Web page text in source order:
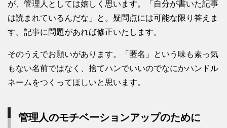
が、管理人としては嬉しく思います。「自分が書いた記事
は読まれているんだな」と。疑問点には可能な限り答えま
す。記事に問題があれば修正いたします。
そのうえでお願いがあります。「匿名」という味も素っ気
もない名前ではなく、捨てハンでいいのでなにかハンドル
ネームをつくってほしいと思います。
管理人のモチベーションアップのために